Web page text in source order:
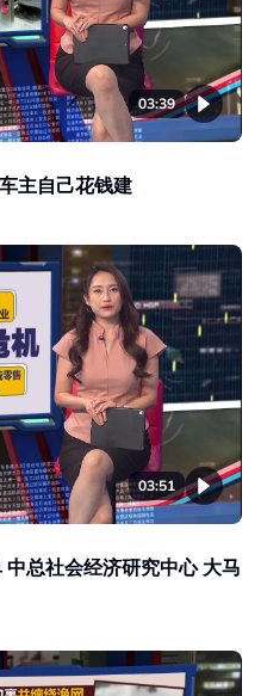
03:39
主自己花钱建
03:51
总社会经济研究中心 大马